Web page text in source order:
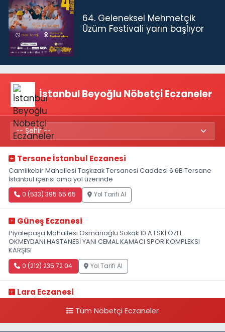
64. Geleneksel Mehmetçik
Üzüm Festivali yarın başlıyor
İstanbul Beyoğlu Nöbetçi Eczaneler
Tersane İstanbul Eczanesi
Camiikebir Mahallesi Taşkızak Tersanesi Caddesi 6 6B Tersane
İstanbul içerisi ama yol üzerinde
0 (533) 395 65 65 Yol Tarifi Al
Güneş Eczanesi
Piyalepaşa Mahallesi Osmanoğlu Sokak 10 A ESKİ ÖZEL
OKMEYDANI HASTANESİ YANI CEMAL KAMACI SPOR KOMPLEKSI
KARŞISI
0 (212) 235 72 04 Yol Tarifi Al
Lara Eczanesi
HASTANESİ KARŞISI
Tüm Nöbetçi Eczaneler